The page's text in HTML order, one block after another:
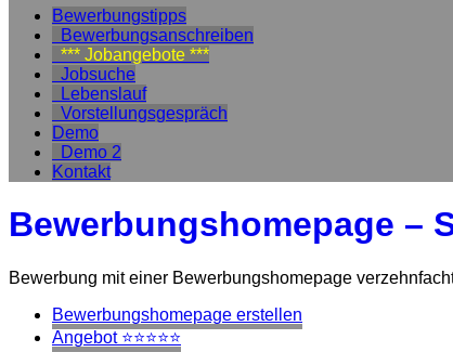
Bewerbungstipps
Bewerbungsanschreiben
*** Jobangebote ***
Jobsuche
Lebenslauf
Vorstellungsgespräch
Demo
Demo 2
Kontakt
Bewerbungshomepage –
Bewerbung mit einer Bewerbungshomepage
Bewerbungshomepage erstellen
Angebot ⭐⭐⭐⭐⭐